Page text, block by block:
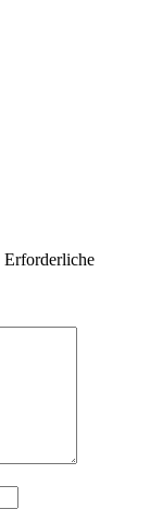
Erforderliche